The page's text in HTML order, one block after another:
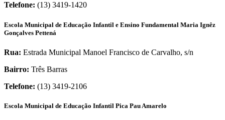
Telefone: (13) 3419-1420
Escola Municipal de Educação Infantil e Ensino Fundamental Maria Ignêz
Gonçalves Pettená
Rua: Estrada Municipal Manoel Francisco de Carvalho, s/n
Bairro: Três Barras
Telefone: (13) 3419-2106
Escola Municipal de Educação Infantil Pica Pau Amarelo